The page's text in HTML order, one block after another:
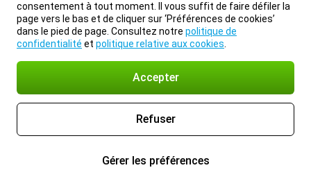
consentement à tout moment. Il vous suffit de faire défiler la
page vers le bas et de cliquer sur ‘Préférences de cookies’
dans le pied de page. Consultez notre politique de
confidentialité et politique relative aux cookies
Accepter
Refuser
Gérer les préférences